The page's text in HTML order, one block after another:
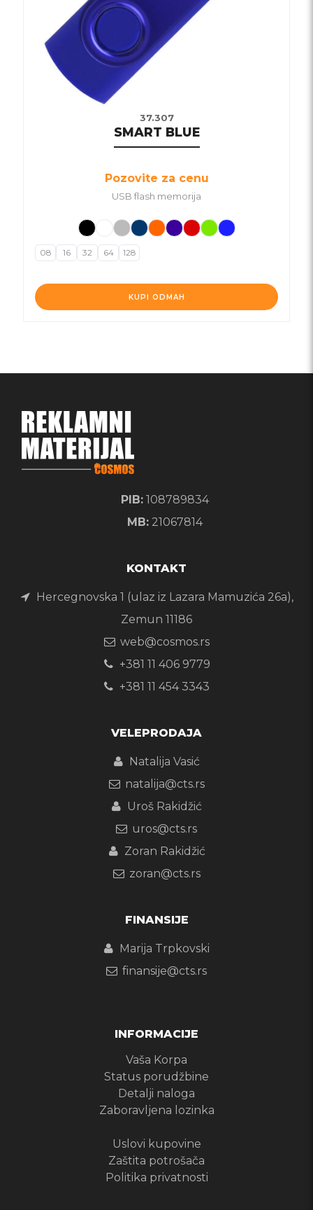
37.307
SMART BLUE
Pozovite za cenu
USB flash memorija
KUPI ODMAH
08 16 32 64 128
PIB:108789834
MB:21067814
KONTAKT
Hercegnovska 1 (ulaz iz Lazara Mamuzića 26a),
Zemun 11186
web@cosmos.rs
+381 11 406 9779
+381 11 454 3343
VELEPRODAJA
Natalija Vasić
natalija@cts.rs
Uroš Rakidžić
uros@cts.rs
Zoran Rakidžić
zoran@cts.rs
FINANSIJE
Marija Trpkovski
finansije@cts.rs
INFORMACIJE
Vaša Korpa
Status porudžbine
Detalji naloga
Zaboravljena lozinka
Uslovi kupovine
Zaštita potrošača
Politika privatnosti